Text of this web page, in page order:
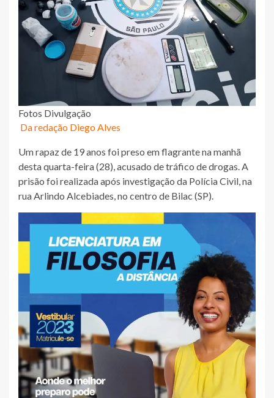
Fotos Divulgação
Da redação Diego Alves
Um rapaz de 19 anos foi preso em flagrante na manhã
desta quarta-feira (28), acusado de tráfico de drogas. A
prisão foi realizada após investigação da Polícia Civil, na
rua Arlindo Alcebiades, no centro de Bilac (SP).